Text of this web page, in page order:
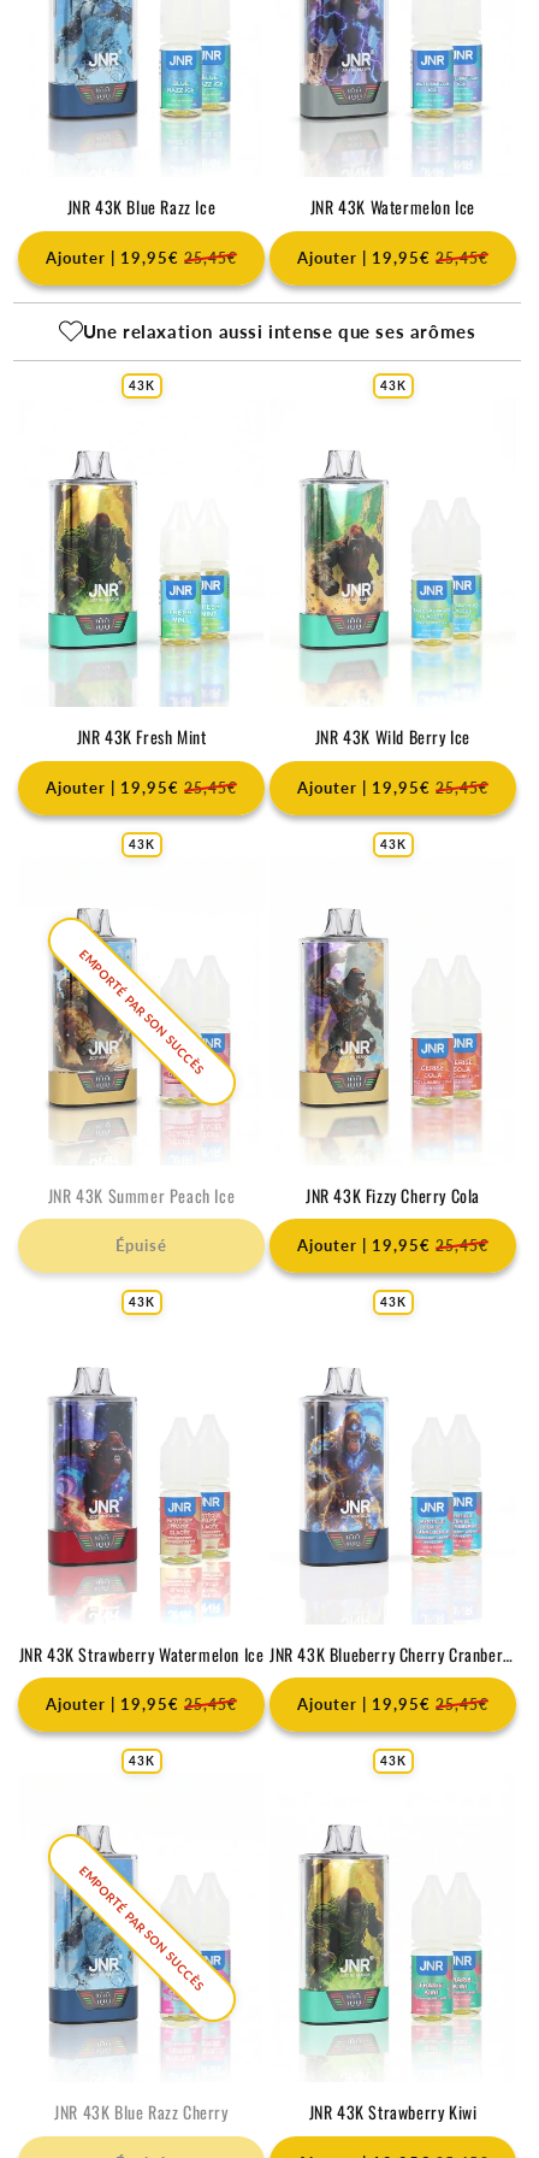
JNR 43K Blue Razz Ice
Ajouter | 19,95€ 25,45€
JNR 43K Watermelon Ice
Ajouter | 19,95€ 25,45€
Une relaxation aussi intense que ses arômes
43K
JNR 43K Fresh Mint
Ajouter | 19,95€ 25,45€
43K
JNR 43K Wild Berry Ice
Ajouter | 19,95€ 25,45€
43K
EMPORTÉ PAR SON SUCCÈS
JNR 43K Summer Peach Ice
Épuisé
43K
JNR 43K Fizzy Cherry Cola
Ajouter | 19,95€ 25,45€
43K
JNR 43K Strawberry Watermelon Ice
Ajouter | 19,95€ 25,45€
43K
JNR 43K Blueberry Cherry Cranberry
Ajouter | 19,95€ 25,45€
43K
EMPORTÉ PAR SON SUCCÈS
JNR 43K Blue Razz Cherry
43K
JNR 43K Strawberry Kiwi